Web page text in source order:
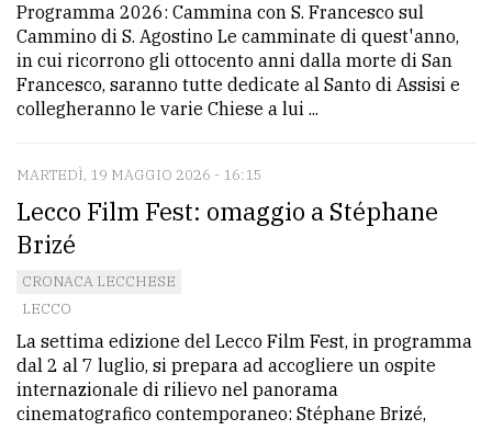
Programma 2026: Cammina con S. Francesco sul
Cammino di S. Agostino Le camminate di quest'anno,
in cui ricorrono gli ottocento anni dalla morte di San
Francesco, saranno tutte dedicate al Santo di Assisi e
collegheranno le varie Chiese a lui ...
MARTEDÌ, 19 MAGGIO 2026 - 16:15
Lecco Film Fest: omaggio a Stéphane
Brizé
CRONACA LECCHESE
LECCO
La settima edizione del Lecco Film Fest, in programma
dal 2 al 7 luglio, si prepara ad accogliere un ospite
internazionale di rilievo nel panorama
cinematografico contemporaneo: Stéphane Brizé,